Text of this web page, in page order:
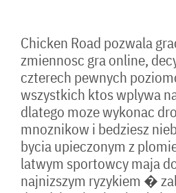
Chicken Road pozwala
zmiennosc gra online,
czterech pewnych
wszystkich ktos wplywa
dlatego moze wykonac
mnoznikow i bedziesz
bycia upieczonym z
latwym sportowcy maja
najnizszym ryzykiem �